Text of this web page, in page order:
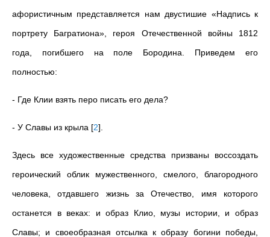
афористичным представляется нам двустишие «Надпись к
портрету Багратиона», героя Отечественной войны 1812
года, погибшего на поле Бородина. Приведем его
полностью:
- Где Клии взять перо писать его дела?
- У Славы из крыла [2]
Здесь все художественные средства призваны воссоздать
героический облик мужественного, смелого, благородного
человека, отдавшего жизнь за Отечество, имя которого
останется в веках: и образ Клио, музы истории, и образ
Славы; и своеобразная отсылка к образу богини победы,